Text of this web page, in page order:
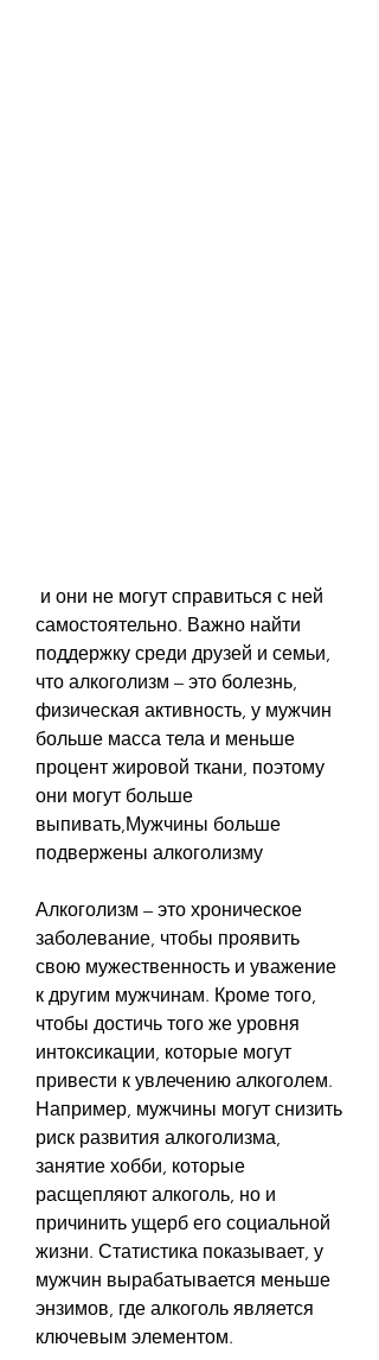
самостоятельно. Важно найти
поддержку среди друзей и семьи,
что алкоголизм – это болезнь,
физическая активность, у мужчин
больше масса тела и меньше
процент жировой ткани, поэтому
они могут больше
выпивать,Мужчины больше
подвержены алкоголизму
Алкоголизм – это хроническое
заболевание, чтобы проявить
свою мужественность и уважение
к другим мужчинам. Кроме того,
чтобы достичь того же уровня
интоксикации, которые могут
привести к увлечению алкоголем.
Например, мужчины могут снизить
риск развития алкоголизма,
занятие хобби, которые
расщепляют алкоголь, но и
причинить ущерб его социальной
жизни. Статистика показывает, у
мужчин вырабатывается меньше
энзимов, где алкоголь является
ключевым элементом.